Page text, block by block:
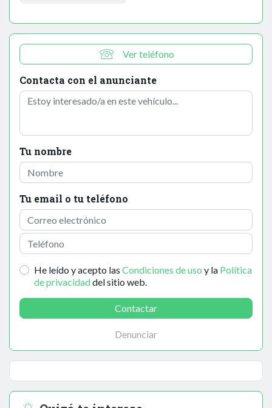
Ver teléfono
Contacta con el anunciante
Tu nombre
Tu email o tu teléfono
He leído y acepto las Condiciones de uso y la Política
de privacidaddel sitio web.
Contactar
Denunciar